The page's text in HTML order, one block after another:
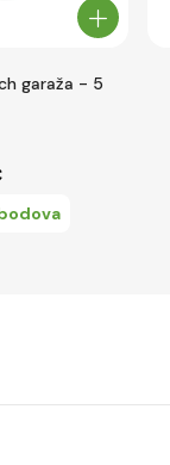
garaža - 5